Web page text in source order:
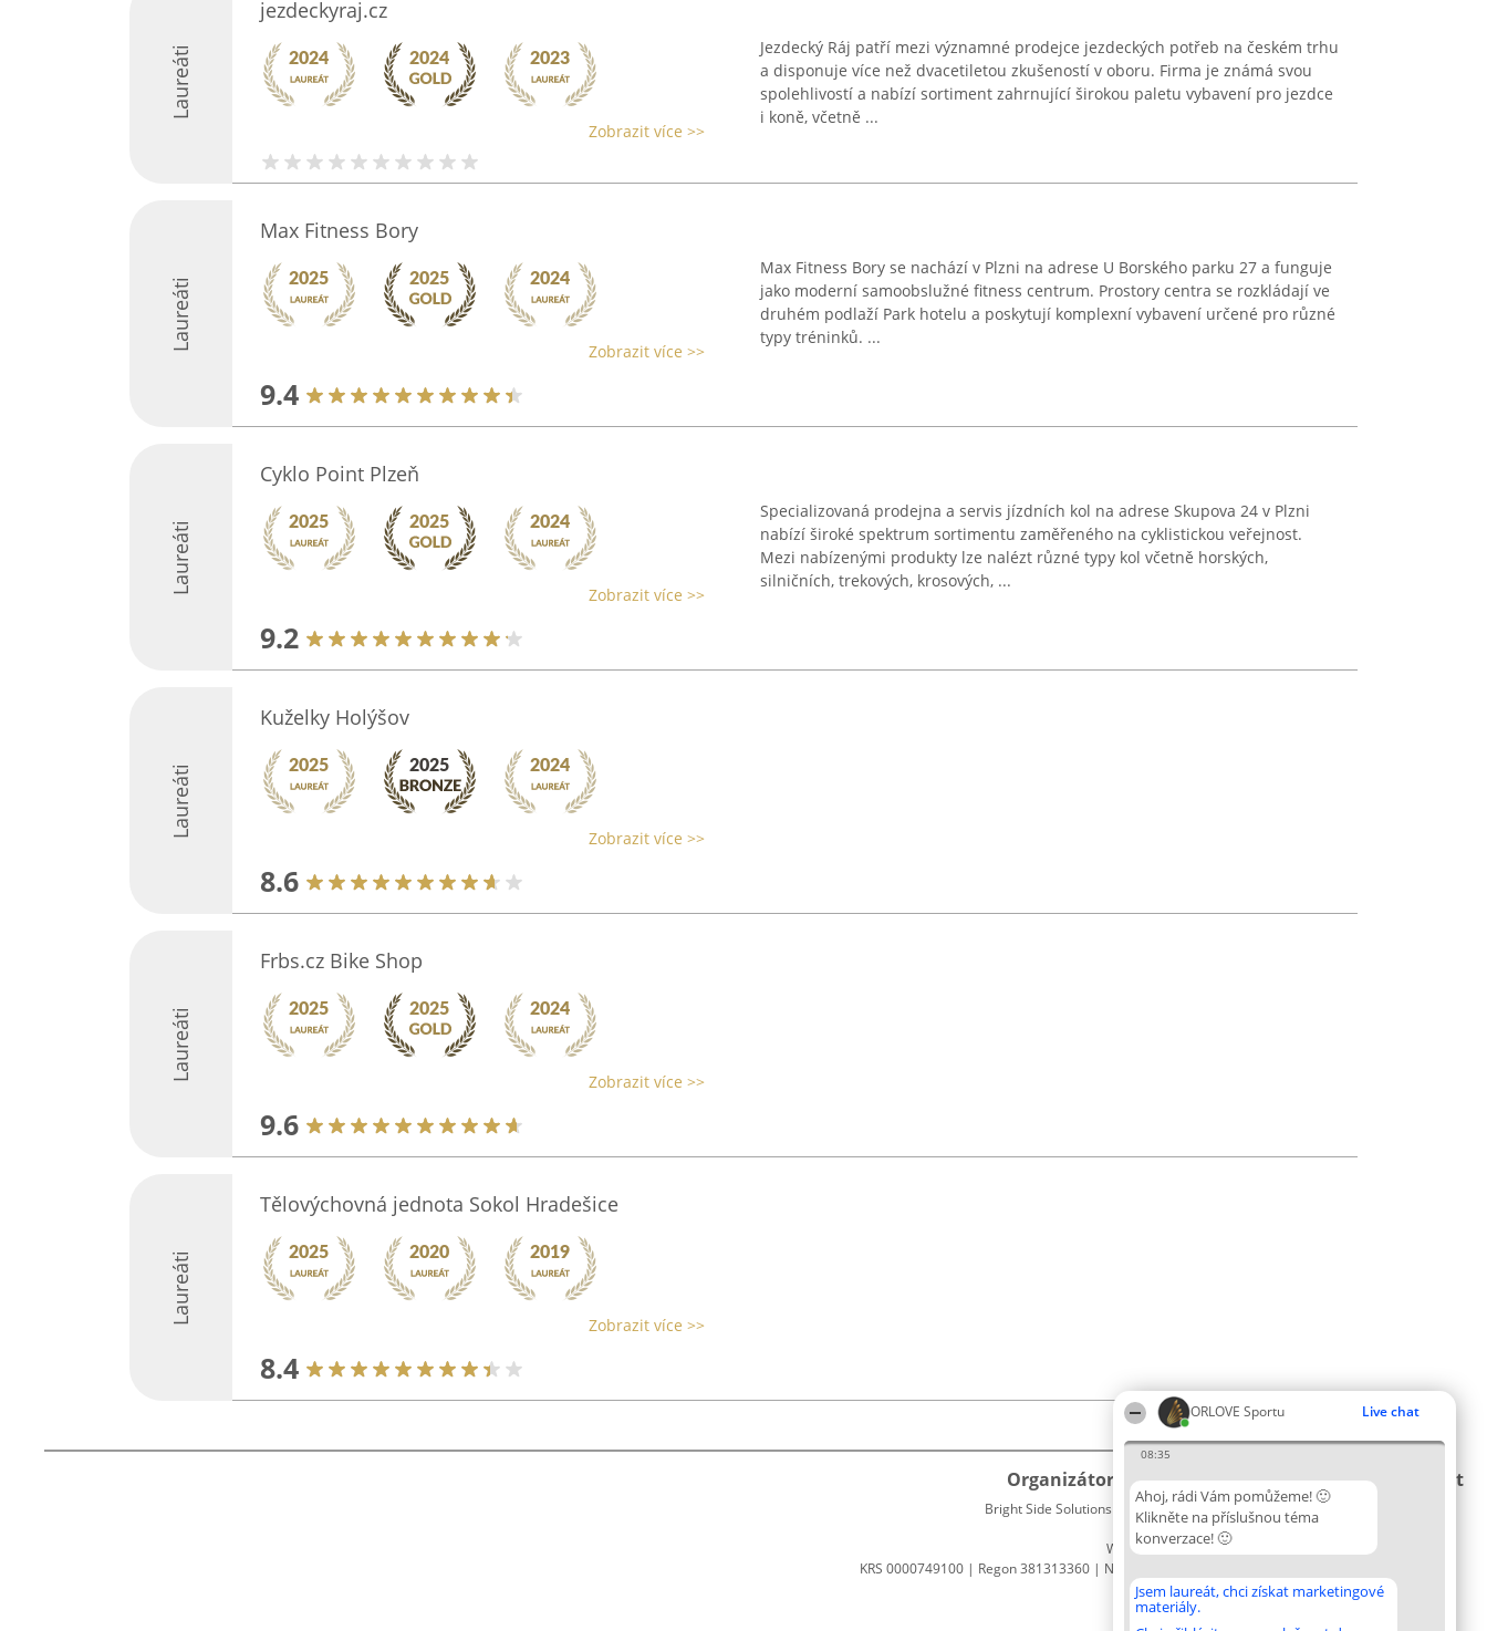
ORLOVE Sportu Live chat
08:35
Ahoj, rádi Vám pomůžeme! 🙂
Klikněte na příslušnou téma
konverzace! 🙂
Jsem laureát, chci získat marketingové
materiály.
Laureáti
jezdeckyraj.cz
Zobrazit více >>
Jezdecký Ráj patří mezi významné prodejce jezdeckých potřeb na českém trhu
a disponuje více než dvacetiletou zkušeností v oboru. Firma je známá svou
spolehlivostí a nabízí sortiment zahrnující širokou paletu vybavení pro jezdce
i koně, včetně ...
Laureáti
Max Fitness Bory
Zobrazit více >>
9.4
Max Fitness Bory se nachází v Plzni na adrese U Borského parku 27 a funguje
jako moderní samoobslužné fitness centrum. Prostory centra se rozkládají ve
druhém podlaží Park hotelu a poskytují komplexní vybavení určené pro různé
typy tréninků. ...
Laureáti
Cyklo Point Plzeň
Zobrazit více >>
9.2
Specializovaná prodejna a servis jízdních kol na adrese Skupova 24 v Plzni
nabízí široké spektrum sortimentu zaměřeného na cyklistickou veřejnost.
Mezi nabízenými produkty lze nalézt různé typy kol včetně horských,
silničních, trekových, krosových, ...
Laureáti
Kuželky Holýšov
Zobrazit více >>
8.6
Laureáti
Frbs.cz Bike Shop
Zobrazit více >>
9.6
Laureáti
Tělovýchovná jednota Sokol Hradešice
Zobrazit více >>
8.4
Organizátor hlasování
Bright Side Solutions sp. z o. o. sp. k.
ul. Ruska 22
Wrocław 50-079
KRS 0000749100 | Regon 381313360 | NIP 8943132676
Plebiscyt
Vítězové
Seznam
Zásady
Kontakt